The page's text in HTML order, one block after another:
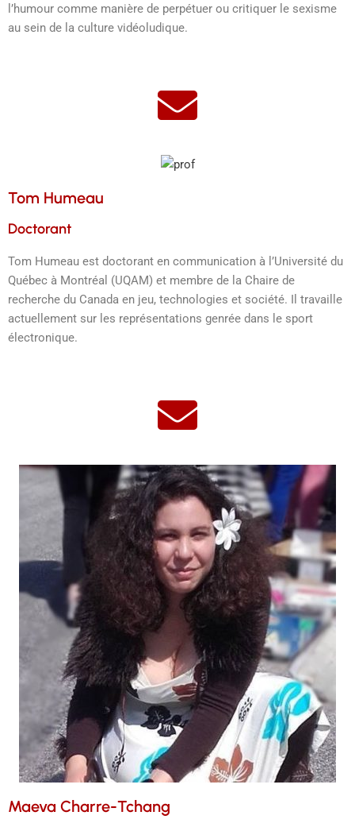
l’humour comme manière de perpétuer ou critiquer le sexisme
au sein de la culture vidéoludique.
Tom Humeau
Doctorant
Tom Humeau est doctorant en communication à l’Université du
Québec à Montréal (UQAM) et membre de la Chaire de
recherche du Canada en jeu, technologies et société. Il travaille
actuellement sur les représentations genrée dans le sport
électronique.
Maeva Charre-Tchang